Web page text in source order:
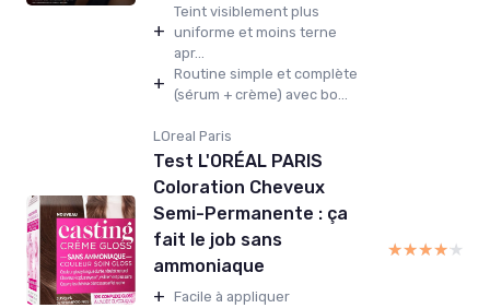
+
Teint visiblement plus
uniforme et moins terne
apr...
+ Routine simple et complète
(sérum + crème) avec bo...
LOreal Paris
Test L'ORÉAL PARIS
Coloration Cheveux
Semi-Permanente : ça
fait le job sans
ammoniaque
+ Facile à appliquer
★★★★★
★★★★★